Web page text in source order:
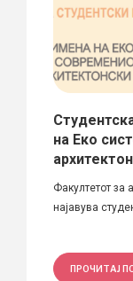
на Еко
Факултетот за
најавува
ПРОЧИТАЈ